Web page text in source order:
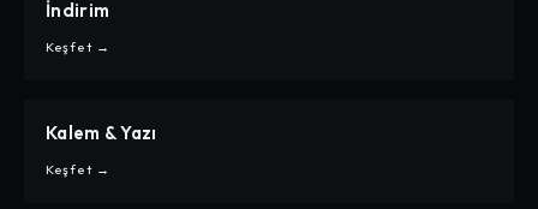
CARPE
İNDIRIM
İndirim
Keşfet →
CARPE
KALEM & YAZI
Kalem & Yazı
Keşfet →